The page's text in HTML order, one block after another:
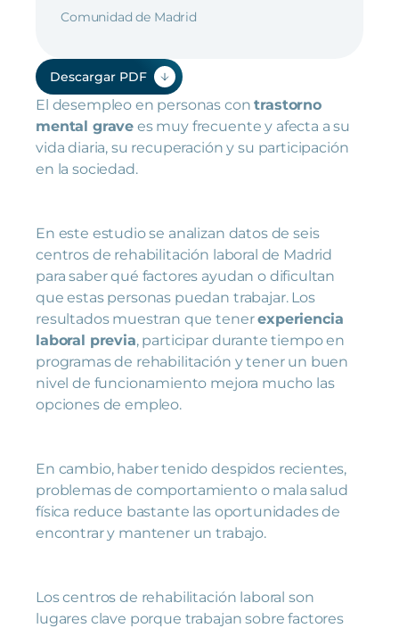
El desempleo en personas contrastorno
mental grave es muy frecuente y afecta a su
vida diaria, su recuperación y su participación
en la sociedad.
En este estudio se analizan datos de seis
centros de rehabilitación laboral de Madrid
para saber qué factores ayudan o dificultan
que estas personas puedan trabajar. Los
resultados muestran que tenerexperiencia
laboral previa, participar durante tiempo en
programas de rehabilitación y tener un buen
nivel de funcionamiento mejora mucho las
opciones de empleo.
En cambio, haber tenido despidos recientes,
problemas de comportamiento o mala salud
física reduce bastante las oportunidades de
encontrar y mantener un trabajo.
Los centros de rehabilitación laboral son
lugares clave porque trabajan sobre factores
Comunidad de Madrid
Descargar PDF